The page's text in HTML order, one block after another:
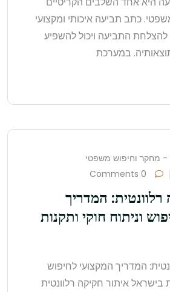
כתב תביעה איכותי ומקצועי
התביעה ויכול להשפיע
במערכת
המדריך
וניתוח חוקי ותקנות
המדריך המקצועי לחיפוש
בישראל איתור חקיקה רלוונטית